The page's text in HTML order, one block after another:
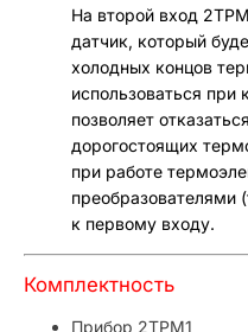
На второй вход
датчик, который
холодных концов
использоваться при
позволяет
дорогостоящих
при работе
к первому входу.
Комплектность
Прибор 2ТРМ1